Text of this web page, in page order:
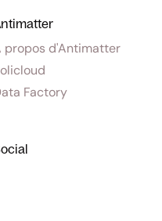
propos d'Antimatter
Factory